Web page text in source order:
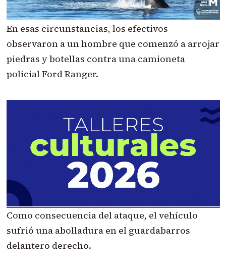
En esas circunstancias, los efectivos
observaron a un hombre que comenzó a arrojar
piedras y botellas contra una camioneta
policial Ford Ranger.
Como consecuencia del ataque, el vehículo
sufrió una abolladura en el guardabarros
delantero derecho.